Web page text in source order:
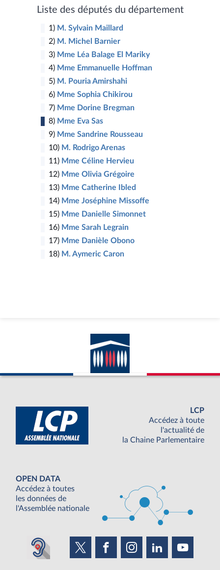
Liste des députés du département
1) M. Sylvain Maillard
2) M. Michel Barnier
3) Mme Léa Balage El Mariky
4) Mme Emmanuelle Hoffman
5) M. Pouria Amirshahi
6) Mme Sophia Chikirou
7) Mme Dorine Bregman
8) Mme Eva Sas
9) Mme Sandrine Rousseau
10) M. Rodrigo Arenas
11) Mme Céline Hervieu
12) Mme Olivia Grégoire
13) Mme Catherine Ibled
14) Mme Joséphine Missoffe
15) Mme Danielle Simonnet
16) Mme Sarah Legrain
17) Mme Danièle Obono
18) M. Aymeric Caron
LCP
Accédez à toute
l'actualité de
la Chaine Parlementaire
OPEN DATA
Accédez à toutes
les données de
l'Assemblée nationale